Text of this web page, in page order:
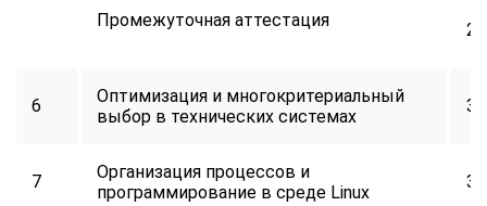
Промежуточная аттестация 2
6
Оптимизация и многокритериальный
выбор в технических системах
34
7
Организация процессов и
программирование в среде Linux
32